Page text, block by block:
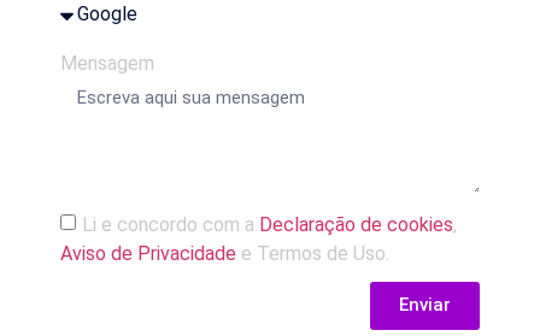
Mensagem
Li e concordo com a Declaração de cookies,
Aviso de Privacidade e Termos de Uso.
Enviar